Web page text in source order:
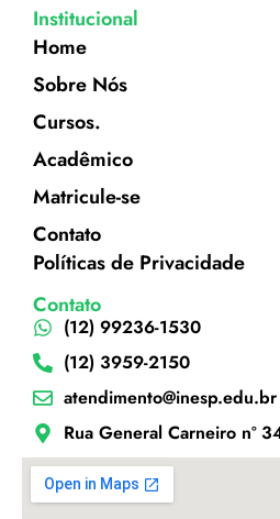
Institucional
Home
Sobre Nós
Cursos.
Acadêmico
Matricule-se
Contato
Políticas de Privacidade
Contato
(12) 99236-1530
(12) 3959-2150
atendimento@inesp.edu.br
Rua General Carneiro nº